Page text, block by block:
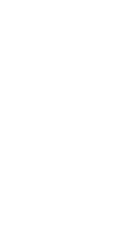
με την αφή ή να